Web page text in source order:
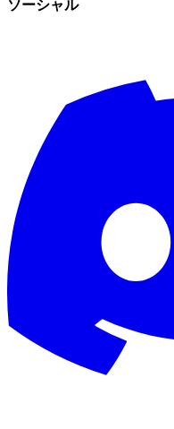
ソーシャル